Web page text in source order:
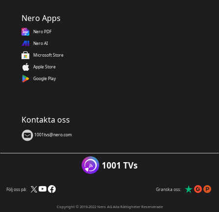
Nero Apps
Nero PDF
Nero AI
Microsoft Store
Apple Store
Google Play
Kontakta oss
1001tvs@nero.com
1001 TVs
Följ oss på: Granska oss:
Copyright © 2019-2022 Nero AG Alla Rättigheter Reserverade